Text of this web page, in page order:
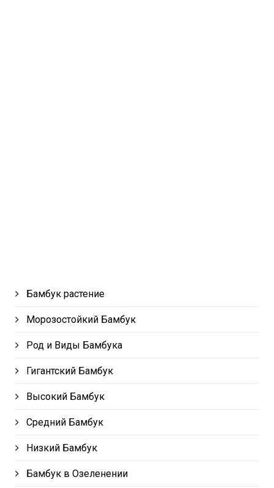
Бамбук растение
Морозостойкий Бамбук
Род и Виды Бамбука
Гигантский Бамбук
Высокий Бамбук
Средний Бамбук
Низкий Бамбук
Бамбук в Озеленении